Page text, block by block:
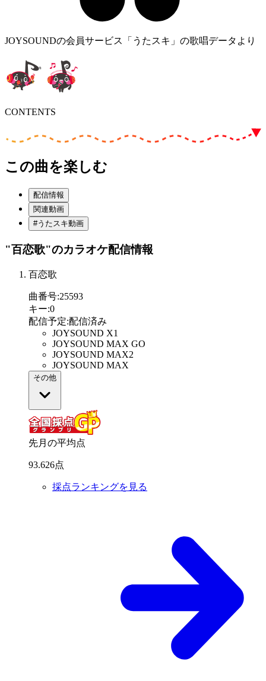
JOYSOUNDの会員サービス「うたスキ」の歌唱データより
CONTENTS
この曲を楽しむ
配信情報
関連動画
#うたスキ動画
"百恋歌"のカラオケ配信情報
百恋歌
曲番号:25593
キー:0
配信予定:配信済み
JOYSOUND X1
JOYSOUND MAX GO
JOYSOUND MAX2
JOYSOUND MAX
その他
先月の平均点
93.626点
採点ランキングを見る